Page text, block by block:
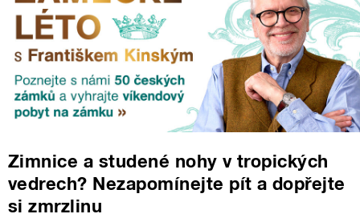
Zimnice a studené nohy v tropických
vedrech? Nezapomínejte pít a dopřejte
si zmrzlinu